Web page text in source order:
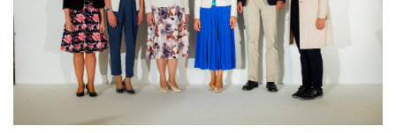
KAPCSOLAT